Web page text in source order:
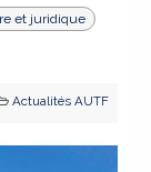
et juridique
Actualités AUTF